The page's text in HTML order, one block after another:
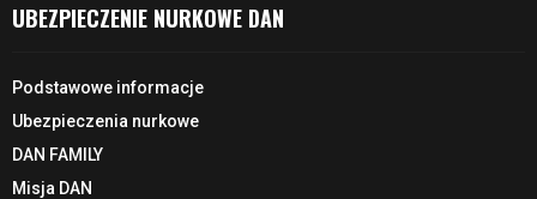
UBEZPIECZENIE NURKOWE DAN
Podstawowe informacje
Ubezpieczenia nurkowe
DAN FAMILY
Misja DAN